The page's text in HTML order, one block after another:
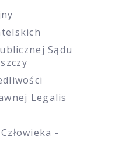
Sądu
Legalis
-